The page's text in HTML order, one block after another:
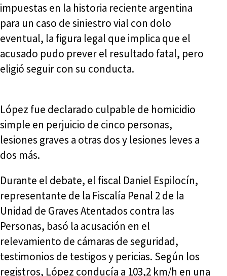
impuestas en la historia reciente argentina
para un caso de siniestro vial con dolo
eventual, la figura legal que implica que el
acusado pudo prever el resultado fatal, pero
eligió seguir con su conducta.
López fue declarado culpable de homicidio
simple en perjuicio de cinco personas,
lesiones graves a otras dos y lesiones leves a
dos más.
Durante el debate, el fiscal Daniel Espilocín,
representante de la Fiscalía Penal 2 de la
Unidad de Graves Atentados contra las
Personas, basó la acusación en el
relevamiento de cámaras de seguridad,
testimonios de testigos y pericias. Según los
registros, López conducía a 103,2 km/h en una